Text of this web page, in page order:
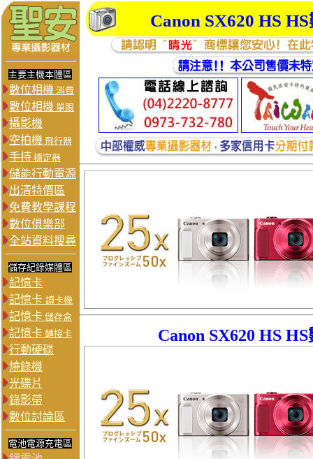
Canon SX620 HS
主要主機本體區
數位相機 消費
數位相機 單眼
攝影機
空拍機 飛行器
手持 穩定器
儲能行動電源
出清特價區
免費教學課程
數位俱樂部
全站資料搜尋
儲存紀錄媒體區
記憶卡
記憶卡 讀卡機
記憶卡 儲存盒
記憶卡 轉接卡
行動硬碟
燒錄機
光碟片
錄影帶
數位討論區
電池電源充電區
Canon SX620 HS HS